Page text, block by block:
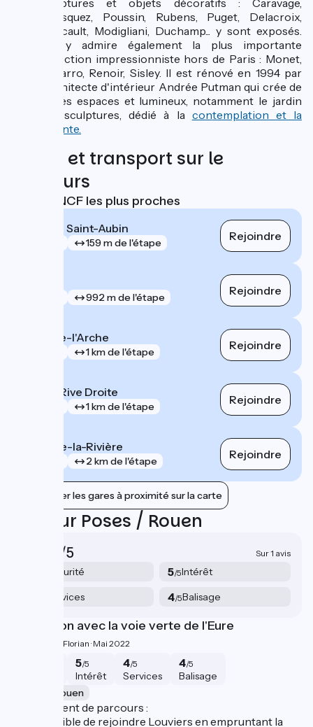
sculptures et objets décoratifs : Caravage,
Vélasquez, Poussin, Rubens, Puget, Delacroix,
Géricault, Modigliani, Duchamp... y sont exposés.
On y admire également la plus importante
collection impressionniste hors de Paris : Monet,
Pissarro, Renoir, Sisley. Il est rénové en 1994 par
l'architecte d'intérieur Andrée Putman qui crée de
vastes espaces et lumineux, notamment le jardin
des sculptures, dédié à la contemplation et la
détente.
Trains et transport sur le
parcours
Gares SNCF les plus proches
Elbeuf - Saint-Aubin
159 m de l'étape Rejoindre
992 m de l'étape Rejoindre
Pont-de-l'Arche
1 km de l'étape Rejoindre
Rouen Rive Droite
1 km de l'étape Rejoindre
Tourville-la-Rivière
2 km de l'étape Rejoindre
Afficher les gares à proximité sur la carte
Avis sur Poses / Rouen
4.3/5 Sur 1 avis
Sécurité 5/5Intérêt
Services 4/5Balisage
Connexion avec la voie verte de l'Eure
Florian · Mai 2022
5/5
Intérêt
4/5
Services
4/5
Balisage
Poses / Rouen
Complément de parcours :
Il est possible de rejoindre Louviers en empruntant la